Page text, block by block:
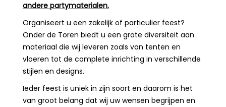
andere partymaterialen.
Organiseert u een zakelijk of particulier feest?
Onder de Toren biedt u een grote diversiteit aan
materiaal die wij leveren zoals van tenten en
vloeren tot de complete inrichting in verschillende
stijlen en designs.
Ieder feest is uniek in zijn soort en daarom is het
van groot belang dat wij uw wensen begrijpen en